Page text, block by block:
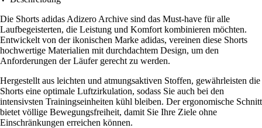
Die Shorts adidas Adizero Archive sind das Must-have für alle
Laufbegeisterten, die Leistung und Komfort kombinieren möchten.
Entwickelt von der ikonischen Marke adidas, vereinen diese Shorts
hochwertige Materialien mit durchdachtem Design, um den
Anforderungen der Läufer gerecht zu werden.
Hergestellt aus leichten und atmungsaktiven Stoffen, gewährleisten die
Shorts eine optimale Luftzirkulation, sodass Sie auch bei den
intensivsten Trainingseinheiten kühl bleiben. Der ergonomische Schnitt
bietet völlige Bewegungsfreiheit, damit Sie Ihre Ziele ohne
Einschränkungen erreichen können.